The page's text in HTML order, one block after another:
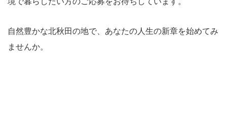
自然豊かな北秋田の地で、あなたの人生の新章を始めてみ
ませんか。